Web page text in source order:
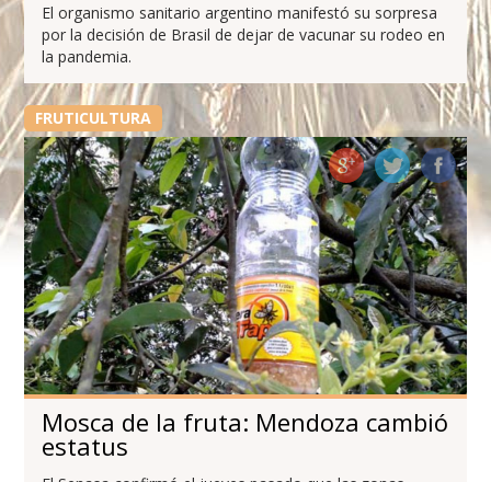
El organismo sanitario argentino manifestó su sorpresa
por la decisión de Brasil de dejar de vacunar su rodeo en
la pandemia.
FRUTICULTURA
Mosca de la fruta: Mendoza cambió
estatus